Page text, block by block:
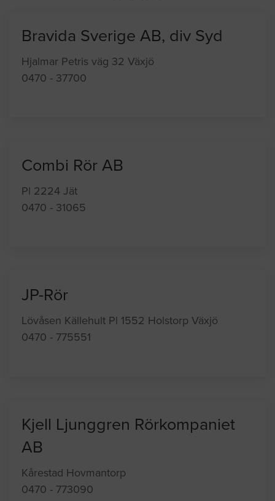
Bravida Sverige AB, div Syd
Hjalmar Petris väg 32 Växjö
0470 - 37700
Combi Rör AB
Pl 2224 Jät
0470 - 31065
JP-Rör
Lövåsen Källehult Pl 1552 Holstorp Växjö
0470 - 775551
Kjell Ljunggren Rörkompaniet
AB
Kårestad Hovmantorp
0470 - 773090